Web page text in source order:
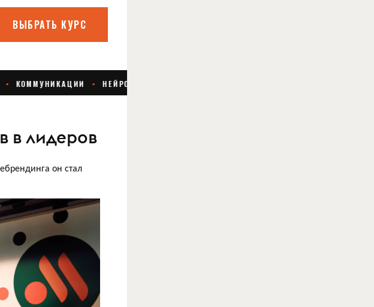
в лидеров
он стал